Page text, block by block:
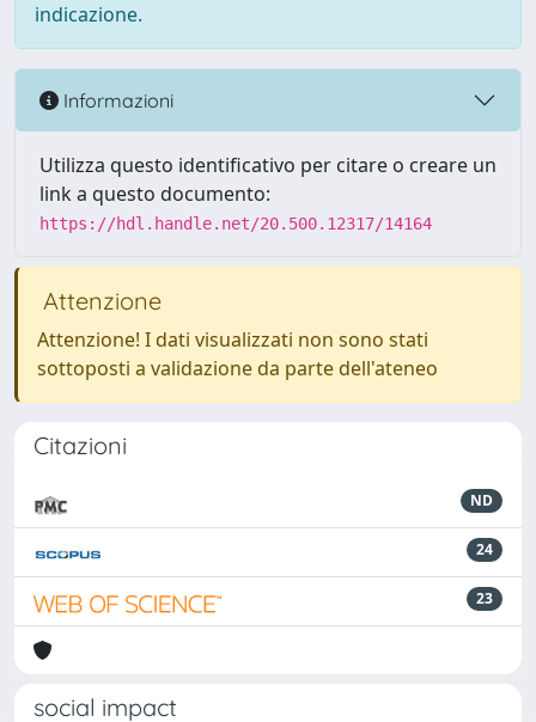
indicazione.
Informazioni
Utilizza questo identificativo per citare o creare un
link a questo documento:
https://hdl.handle.net/20.500.12317/14164
Attenzione
Attenzione! I dati visualizzati non sono stati
sottoposti a validazione da parte dell'ateneo
Citazioni
ND
24
23
social impact